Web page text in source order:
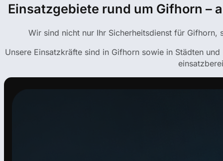
Einsatzgebiete rund um Gifhorn –
Wir sind nicht nur Ihr Sicherheitsdienst für Gifhorn,
Unsere Einsatzkräfte sind in Gifhorn sowie in Städten